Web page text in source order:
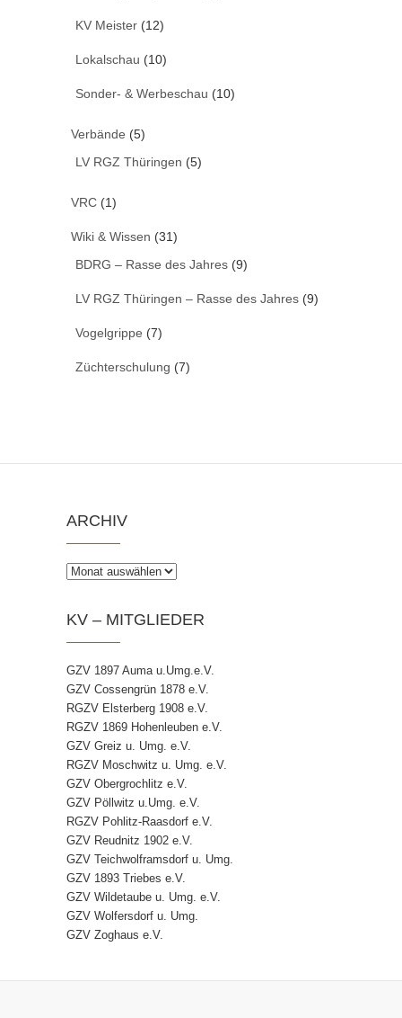
KV Meister (12)
Lokalschau (10)
Sonder- & Werbeschau (10)
Verbände (5)
LV RGZ Thüringen (5)
VRC (1)
Wiki & Wissen (31)
BDRG – Rasse des Jahres (9)
LV RGZ Thüringen – Rasse des Jahres (9)
Vogelgrippe (7)
Züchterschulung (7)
ARCHIV
Archiv
KV – MITGLIEDER
GZV 1897 Auma u.Umg.e.V.
GZV Cossengrün 1878 e.V.
RGZV Elsterberg 1908 e.V.
RGZV 1869 Hohenleuben e.V.
GZV Greiz u. Umg. e.V.
RGZV Moschwitz u. Umg. e.V.
GZV Obergrochlitz e.V.
GZV Pöllwitz u.Umg. e.V.
RGZV Pohlitz-Raasdorf e.V.
GZV Reudnitz 1902 e.V.
GZV Teichwolframsdorf u. Umg.
GZV 1893 Triebes e.V.
GZV Wildetaube u. Umg. e.V.
GZV Wolfersdorf u. Umg.
GZV Zoghaus e.V.